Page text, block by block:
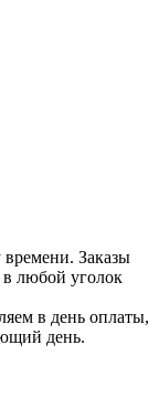
времени. Заказы
в любой уголок
в день оплаты,
день.